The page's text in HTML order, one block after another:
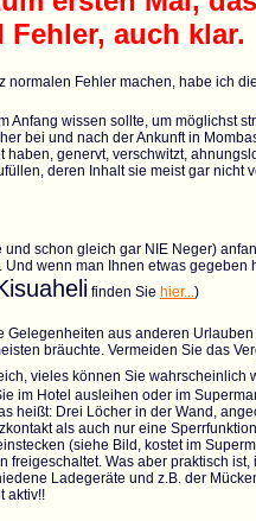
Fehler, auch klar.
Fehler machen, habe ich
wissen sollte, um möglichst
bei und nach der Ankunft in
genervt, verschwitzt,
deren Inhalt sie meist gar nicht
schon gleich gar NIE Neger)
wenn man Ihnen etwas gegeben
finden Sie hier...)
aus anderen
bräuchte. Vermeiden Sie das
vieles können Sie wahrscheinlich
im Hotel ausleihen oder im
heißt: Drei Löcher in der Wand,
als auch nur eine
(siehe Bild, kostet im
freigeschaltet. Was aber praktisch ist,
Ladegeräte und z.B. der
aktiv!!